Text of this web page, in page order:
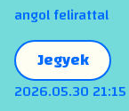
angol felirattal
Jegyek
2026.05.30 21:15